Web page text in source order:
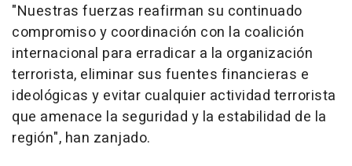
"Nuestras fuerzas reafirman su continuado
compromiso y coordinación con la coalición
internacional para erradicar a la organización
terrorista, eliminar sus fuentes financieras e
ideológicas y evitar cualquier actividad terrorista
que amenace la seguridad y la estabilidad de la
región", han zanjado.